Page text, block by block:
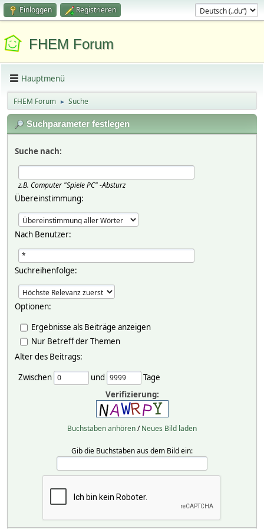
Einloggen Registrieren
FHEM Forum
Hauptmenü
FHEM Forum ► Suche
Suchparameter festlegen
Suche nach:
z.B. Computer "Spiele PC" -Absturz
Übereinstimmung:
Nach Benutzer:
Suchreihenfolge:
Optionen:
Ergebnisse als Beiträge anzeigen
Nur Betreff der Themen
Alter des Beitrags:
Zwischen
und
Tage
Verifizierung:
Buchstaben anhören/Neues Bild laden
Gib die Buchstaben aus dem Bild ein: